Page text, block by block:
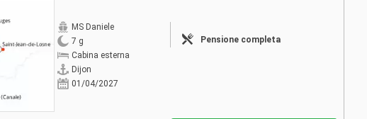
MS Daniele
7 g
Cabina esterna
Dijon
01/04/2027
Pensione completa